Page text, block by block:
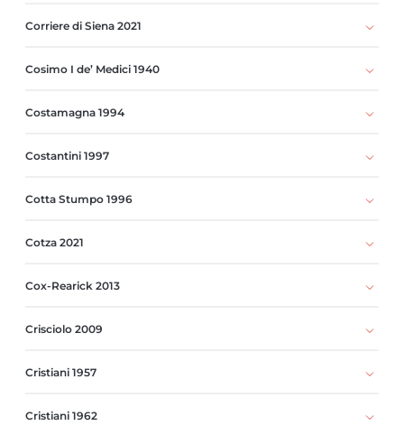
Corriere di Siena 2021
Cosimo I de’ Medici 1940
Costamagna 1994
Costantini 1997
Cotta Stumpo 1996
Cotza 2021
Cox-Rearick 2013
Crisciolo 2009
Cristiani 1957
Cristiani 1962